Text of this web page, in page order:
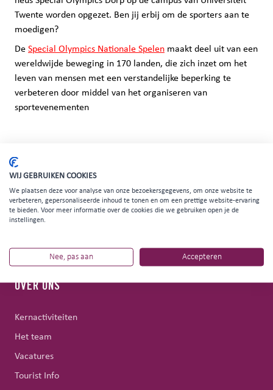
Twente worden opgezet. Ben jij erbij om de sporters aan te
moedigen?
De Special Olympics Nationale Spelen maakt deel uit van een
wereldwijde beweging in 170 landen, die zich inzet om het
leven van mensen met een verstandelijke beperking te
verbeteren door middel van het organiseren van
sportevenementen
DEEL DIT ARTIKEL
OVER ONS
Kernactiviteiten
Het team
Vacatures
Tourist Info
WIJ GEBRUIKEN COOKIES
We plaatsen deze voor analyse van onze bezoekersgegevens, om onze website te
verbeteren, gepersonaliseerde inhoud te tonen en om een prettige website-ervaring
te bieden. Voor meer informatie over de cookies die we gebruiken open je de
instellingen.
Nee, pas aan Accepteren